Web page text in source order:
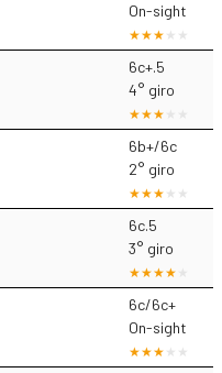
On-sight
6c+.5
4° giro
6b+/6c
2° giro
6c.5
3° giro
6c/6c+
On-sight